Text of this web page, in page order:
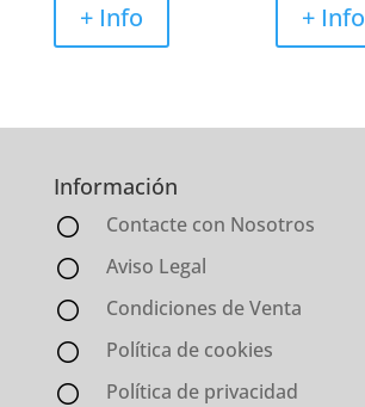
+ Info + Info
Información
Contacte con Nosotros
Aviso Legal
Condiciones de Venta
Política de cookies
Política de privacidad